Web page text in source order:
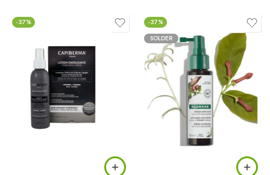
-37%
-37%
SOLDER